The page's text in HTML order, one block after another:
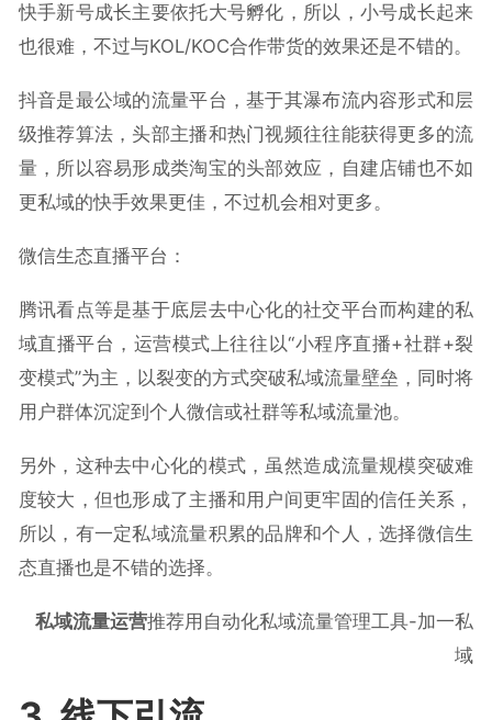
快手新号成长主要依托大号孵化，所以，小号成长起来
也很难，不过与KOL/KOC合作带货的效果还是不错的。
抖音是最公域的流量平台，基于其瀑布流内容形式和层
级推荐算法，头部主播和热门视频往往能获得更多的流
量，所以容易形成类淘宝的头部效应，自建店铺也不如
更私域的快手效果更佳，不过机会相对更多。
微信生态直播平台：
腾讯看点等是基于底层去中心化的社交平台而构建的私
域直播平台，运营模式上往往以“小程序直播+社群+裂
变模式”为主，以裂变的方式突破私域流量壁垒，同时将
用户群体沉淀到个人微信或社群等私域流量池。
另外，这种去中心化的模式，虽然造成流量规模突破难
度较大，但也形成了主播和用户间更牢固的信任关系，
所以，有一定私域流量积累的品牌和个人，选择微信生
态直播也是不错的选择。
私域流量运营推荐用自动化私域流量管理工具-加一私
域